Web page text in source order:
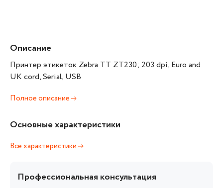
Описание
Принтер этикеток Zebra TT ZT230; 203 dpi, Euro and
UK cord, Serial, USB
Полное описание
Основные характеристики
Все характеристики
Профессиональная консультация